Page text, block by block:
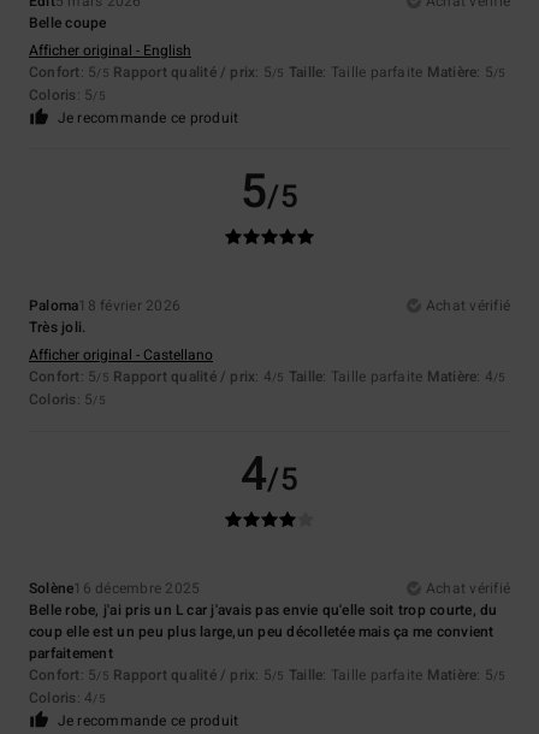
Belle coupe
Afficher original - English
Confort: 5/5 Rapport qualité / prix: 5/5 Taille: Taille parfaite Matière: 5/5
Coloris: 5/5
Je recommande ce produit
5/5
Paloma18 février 2026
Achat vérifié
Très joli.
Afficher original - Castellano
Confort: 5/5 Rapport qualité / prix: 4/5 Taille: Taille parfaite Matière: 4/5
Coloris: 5/5
4/5
Solène16 décembre 2025
Achat vérifié
Belle robe, j'ai pris un L car j'avais pas envie qu'elle soit trop courte, du
coup elle est un peu plus large,un peu décolletée mais ça me convient
parfaitement
Confort: 5/5 Rapport qualité / prix: 5/5 Taille: Taille parfaite Matière: 5/5
Coloris: 4/5
Je recommande ce produit